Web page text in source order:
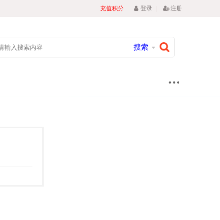
充值积分 登录 | 注册
搜索